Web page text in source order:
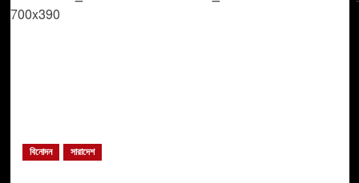
বিনোদন সারাদেশ